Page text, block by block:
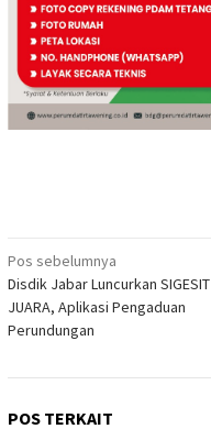
Navigasi
pos
Pos sebelumnya
Disdik Jabar Luncurkan SIGESIT
JUARA, Aplikasi Pengaduan
Perundungan
POS TERKAIT